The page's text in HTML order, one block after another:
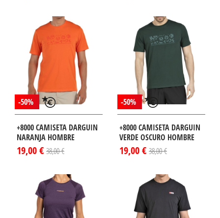
¡DISPONIBLE
-50%
+8000 CAMISETA DARGUIN
NARANJA HOMBRE
19,00 € 38,00 €
-50%
+8000 CAMISETA DARGUIN
VERDE OSCURO HOMBRE
19,00 € 38,00 €